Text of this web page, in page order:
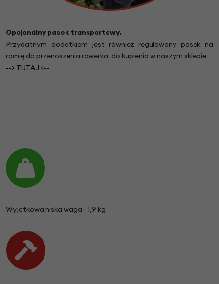
Opcjonalny pasek transportowy.
Przydatnym dodatkiem jest również regulowany pasek na
ramię do przenoszenia rowerka, do kupienia w naszym sklepie
--> TUTAJ <--
Wyjątkowa niska waga - 1,9 kg